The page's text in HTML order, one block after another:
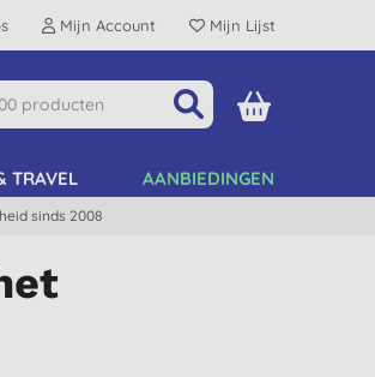
Mijn Account Mijn Lijst
TRAVEL AANBIEDINGEN
sinds 2008